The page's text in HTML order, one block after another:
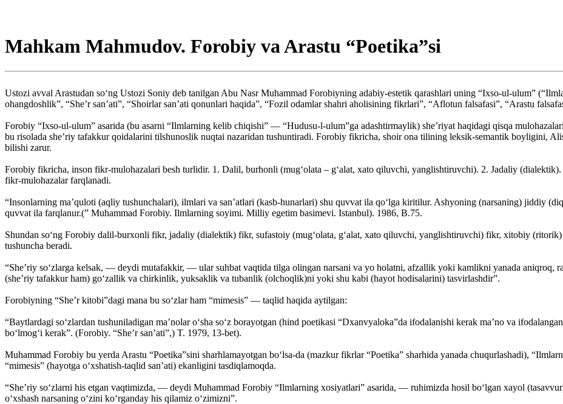
Mahkam Mahmudov. Forobiy va Arastu “Poetika”si
Ustozi avval Arastudan so‘ng Ustozi Soniy deb tanilgan Abu Nasr Muhammad Forobiyning adabiy-estetik qarashlari uning “Ixso-ul-ulum”
ohangdoshlik”, “She’r san’ati”, “Shoirlar san’ati qonunlari haqida”, “Fozil odamlar shahri aholisining fikrlari”, “Aflotun falsafasi”, “Arastu
Forobiy “Ixso-ul-ulum” asarida (bu asarni “Ilmlarning kelib chiqishi” — “Hudusu-l-ulum”ga adashtirmaylik) she’riyat haqidagi qisqa
bu risolada she’riy tafakkur qoidalarini tilshunoslik nuqtai nazaridan tushuntiradi. Forobiy fikricha, shoir ona tilining leksik-semantik boyligini,
bilishi zarur.
Forobiy fikricha, inson fikr-mulohazalari besh turlidir. 1. Dalil, burhonli (mug‘olata – g‘alat, xato qiluvchi, yanglishtiruvchi). 2. Jadaliy
fikr-mulohazalar farqlanadi.
“Insonlarning ma’quloti (aqliy tushunchalari), ilmlari va san’atlari (kasb-hunarlari) shu quvvat ila qo‘lga kiritilur. Ashyoning (narsaning) jiddiy
quvvat ila farqlanur.(” Muhammad Forobiy. Ilmlarning soyimi. Milliy egetim basimevi. Istanbul). 1986, B.75.
Shundan so‘ng Forobiy dalil-burxonli fikr, jadaliy (dialektik) fikr, sufastoiy (mug‘olata, g‘alat, xato qiluvchi, yanglishtiruvchi) fikr, xitobiy
tushuncha beradi.
“She’riy so‘zlarga kelsak, — deydi mutafakkir, — ular suhbat vaqtida tilga olingan narsani va yo holatni, afzallik yoki kamlikni yanada aniqroq,
(she’riy tafakkur ham) go‘zallik va chirkinlik, yuksaklik va tubanlik (olchoqlik)ni yoki shu kabi (hayot hodisalarini) tasvirlashdir”.
Forobiyning “She’r kitobi”dagi mana bu so‘zlar ham “mimesis” — taqlid haqida aytilgan:
“Baytlardagi so‘zlardan tushuniladigan ma’nolar o‘sha so‘z borayotgan (hind poetikasi “Dxanvyaloka”da ifodalanishi kerak ma’no va
bo‘lmog‘i kerak”. (Forobiy. “She’r san’ati”,) T. 1979, 13-bet).
Muhammad Forobiy bu yerda Arastu “Poetika”sini sharhlamayotgan bo‘lsa-da (mazkur fikrlar “Poetika” sharhida yanada chuqurlashadi),
“mimesis” (hayotga o‘xshatish-taqlid san’ati) ekanligini tasdiqlamoqda.
“She’riy so‘zlarni his etgan vaqtimizda, — deydi Muhammad Forobiy “Ilmlarning xosiyatlari” asarida, — ruhimizda hosil bo‘lgan xayol (tasavvur)
o‘xshash narsaning o‘zini ko‘rganday his qilamiz o‘zimizni”.